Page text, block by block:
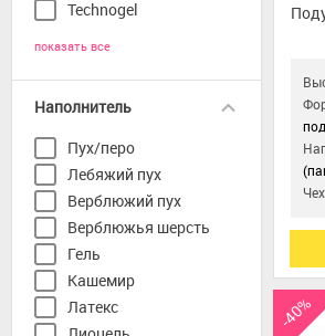
Technogel
показать все
Наполнитель
Пух/перо
Лебяжий пух
Верблюжий пух
Верблюжья шерсть
Гель
Кашемир
Латекс
-40%